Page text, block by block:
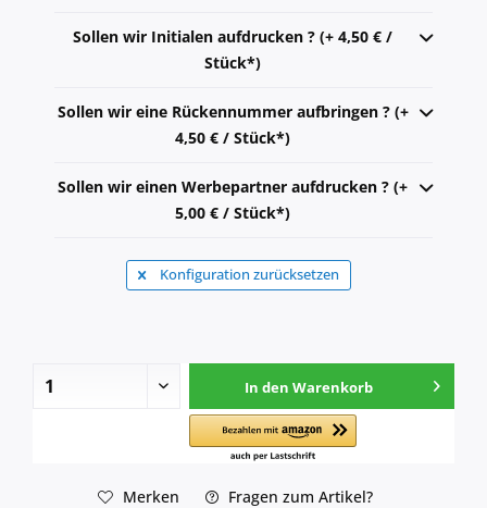
Sollen wir Initialen aufdrucken ? (+ 4,50 € /
Stück*)
Sollen wir eine Rückennummer aufbringen ? (+
4,50 € / Stück*)
Sollen wir einen Werbepartner aufdrucken ? (+
5,00 € / Stück*)
Konfiguration zurücksetzen
In den Warenkorb
Merken Fragen zum Artikel?